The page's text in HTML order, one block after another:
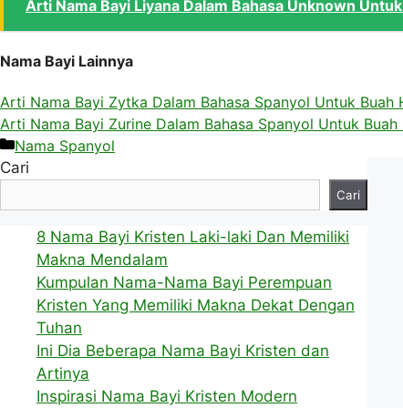
Arti Nama Bayi Liyana Dalam Bahasa Unknown
Nama Bayi Lainnya
Arti Nama Bayi Zytka Dalam Bahasa Spanyol Untuk Buah
Arti Nama Bayi Zurine Dalam Bahasa Spanyol Untuk Buah
Kategori
Nama Spanyol
Cari
Cari
8 Nama Bayi Kristen Laki-laki Dan Memiliki
Makna Mendalam
Kumpulan Nama-Nama Bayi Perempuan
Kristen Yang Memiliki Makna Dekat Dengan
Tuhan
Ini Dia Beberapa Nama Bayi Kristen dan
Artinya
Inspirasi Nama Bayi Kristen Modern